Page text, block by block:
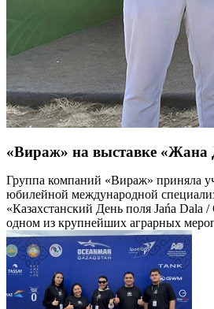
«Вираж» на выставке «Жана
Группа компаний «Вираж» приняла
юбилейной международной
«Казахстанский День поля Jańa Dala
одном из крупнейших аграрных